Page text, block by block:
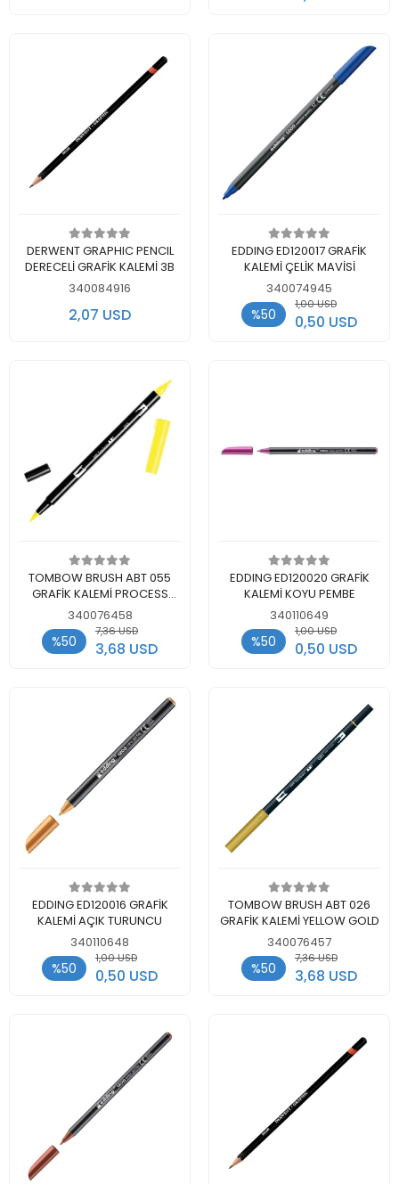
Add to cart
DERWENT GRAPHIC PENCIL
DERECELİ GRAFİK KALEMİ 3B
340084916
2,07 USD
Add to cart
EDDING ED120017 GRAFİK
KALEMİ ÇELİK MAVİSİ
340074945
%50
1,00 USD
0,50 USD
Add to cart
TOMBOW BRUSH ABT 055
GRAFİK KALEMİ PROCESS
YELLOW
340076458
%50
7,36 USD
3,68 USD
Add to cart
EDDING ED120020 GRAFİK
KALEMİ KOYU PEMBE
340110649
%50
1,00 USD
0,50 USD
Add to cart
EDDING ED120016 GRAFİK
KALEMİ AÇIK TURUNCU
340110648
%50
1,00 USD
0,50 USD
Add to cart
TOMBOW BRUSH ABT 026
GRAFİK KALEMİ YELLOW GOLD
340076457
%50
7,36 USD
3,68 USD